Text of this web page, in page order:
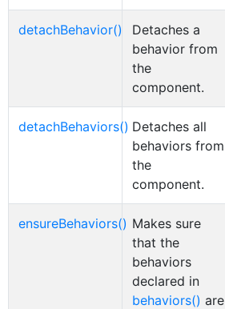
detachBehavior()
Detaches a
behavior from
the
component.
detachBehaviors() Detaches all
behaviors from
the
component.
ensureBehaviors() Makes sure
that the
behaviors
declared in
behaviors() are